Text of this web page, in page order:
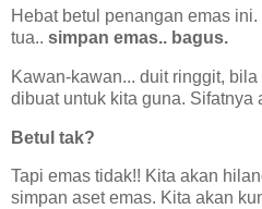
Hebat betul penangan emas
tua.. simpan emas.. bagus.
Kawan-kawan... duit ringgit,
dibuat untuk kita guna. Sifatnya
Betul tak?
Tapi emas tidak!! Kita akan
simpan aset emas. Kita akan